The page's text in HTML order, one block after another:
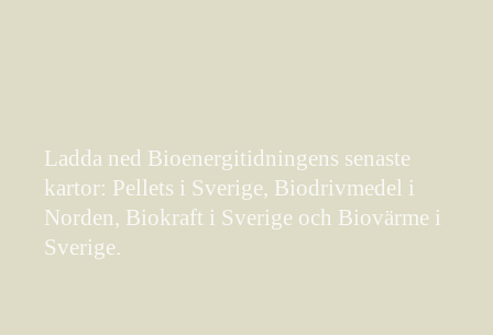
Ladda ned Bioenergitidningens senaste
kartor: Pellets i Sverige, Biodrivmedel i
Norden, Biokraft i Sverige och Biovärme i
Sverige.